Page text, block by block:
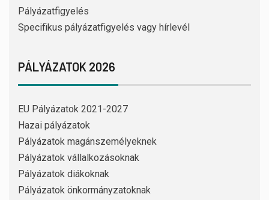
Pályázatfigyelés
Specifikus pályázatfigyelés vagy hírlevél
PÁLYÁZATOK 2026
EU Pályázatok 2021-2027
Hazai pályázatok
Pályázatok magánszemélyeknek
Pályázatok vállalkozásoknak
Pályázatok diákoknak
Pályázatok önkormányzatoknak